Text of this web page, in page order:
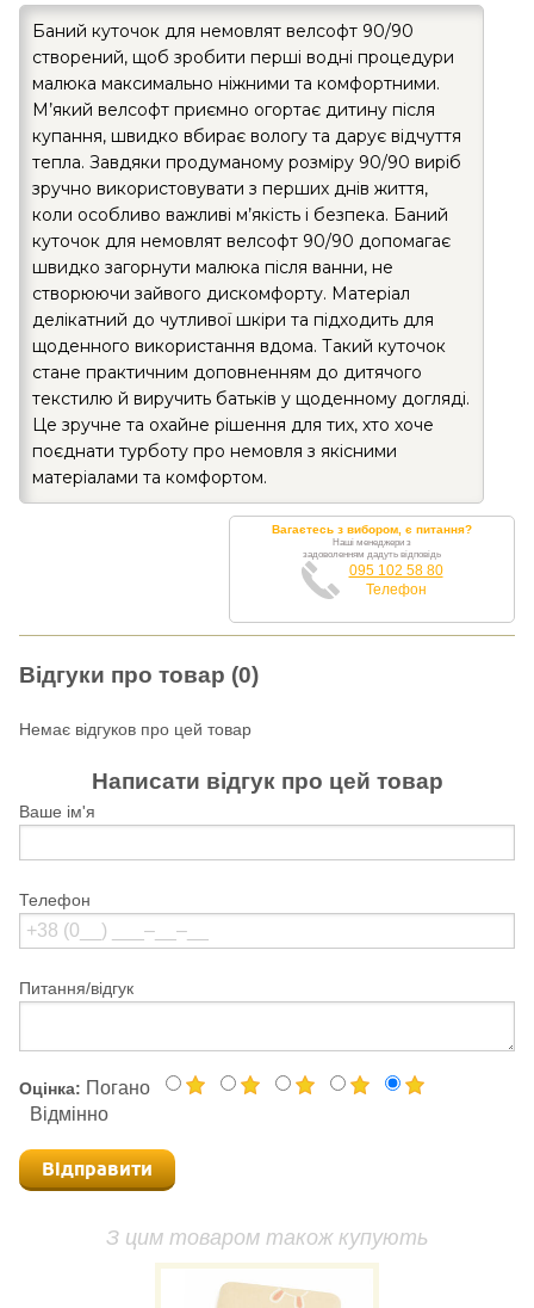
Баний куточок для немовлят велсофт 90/90
створений, щоб зробити перші водні процедури
малюка максимально ніжними та комфортними.
М’який велсофт приємно огортає дитину після
купання, швидко вбирає вологу та дарує відчуття
тепла. Завдяки продуманому розміру 90/90 виріб
зручно використовувати з перших днів життя,
коли особливо важливі м’якість і безпека. Баний
куточок для немовлят велсофт 90/90 допомагає
швидко загорнути малюка після ванни, не
створюючи зайвого дискомфорту. Матеріал
делікатний до чутливої шкіри та підходить для
щоденного використання вдома. Такий куточок
стане практичним доповненням до дитячого
текстилю й виручить батьків у щоденному догляді.
Це зручне та охайне рішення для тих, хто хоче
поєднати турботу про немовля з якісними
матеріалами та комфортом.
Вагаєтесь з вибором, є питання?
Наші менеджери з
задоволенням дадуть відповідь
095 102 58 80
Телефон
Відгуки про товар (0)
Немає відгуков про цей товар
Написати відгук про цей товар
Ваше ім'я
Телефон
Питання/відгук
Оцінка: Погано
Відмінно
Відправити
З цим товаром також купують